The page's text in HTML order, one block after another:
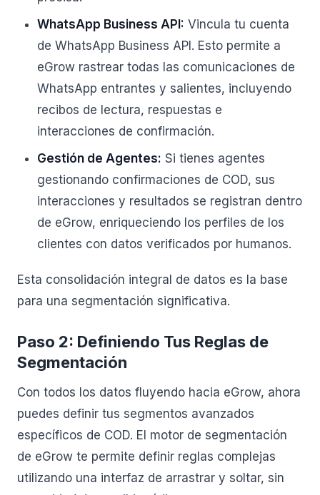
WhatsApp Business API: Vincula tu cuenta
de WhatsApp Business API. Esto permite a
eGrow rastrear todas las comunicaciones de
WhatsApp entrantes y salientes, incluyendo
recibos de lectura, respuestas e
interacciones de confirmación.
Gestión de Agentes: Si tienes agentes
gestionando confirmaciones de COD, sus
interacciones y resultados se registran dentro
de eGrow, enriqueciendo los perfiles de los
clientes con datos verificados por humanos.
Esta consolidación integral de datos es la base
para una segmentación significativa.
Paso 2: Definiendo Tus Reglas de
Segmentación
Con todos los datos fluyendo hacia eGrow, ahora
puedes definir tus segmentos avanzados
específicos de COD. El motor de segmentación
de eGrow te permite definir reglas complejas
utilizando una interfaz de arrastrar y soltar, sin